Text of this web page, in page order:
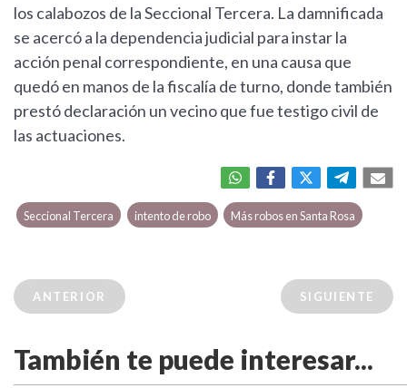
los calabozos de la Seccional Tercera. La damnificada
se acercó a la dependencia judicial para instar la
acción penal correspondiente, en una causa que
quedó en manos de la fiscalía de turno, donde también
prestó declaración un vecino que fue testigo civil de
las actuaciones.
Seccional Tercera intento de robo Más robos en Santa Rosa
ANTERIOR SIGUIENTE
También te puede interesar...